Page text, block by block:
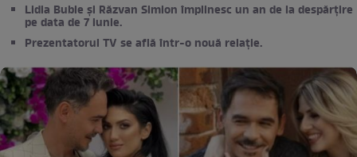
Lidia Buble și Răzvan Simion împlinesc un an de la despărțire
pe data de 7 iunie.
Prezentatorul TV se află într-o nouă relație.